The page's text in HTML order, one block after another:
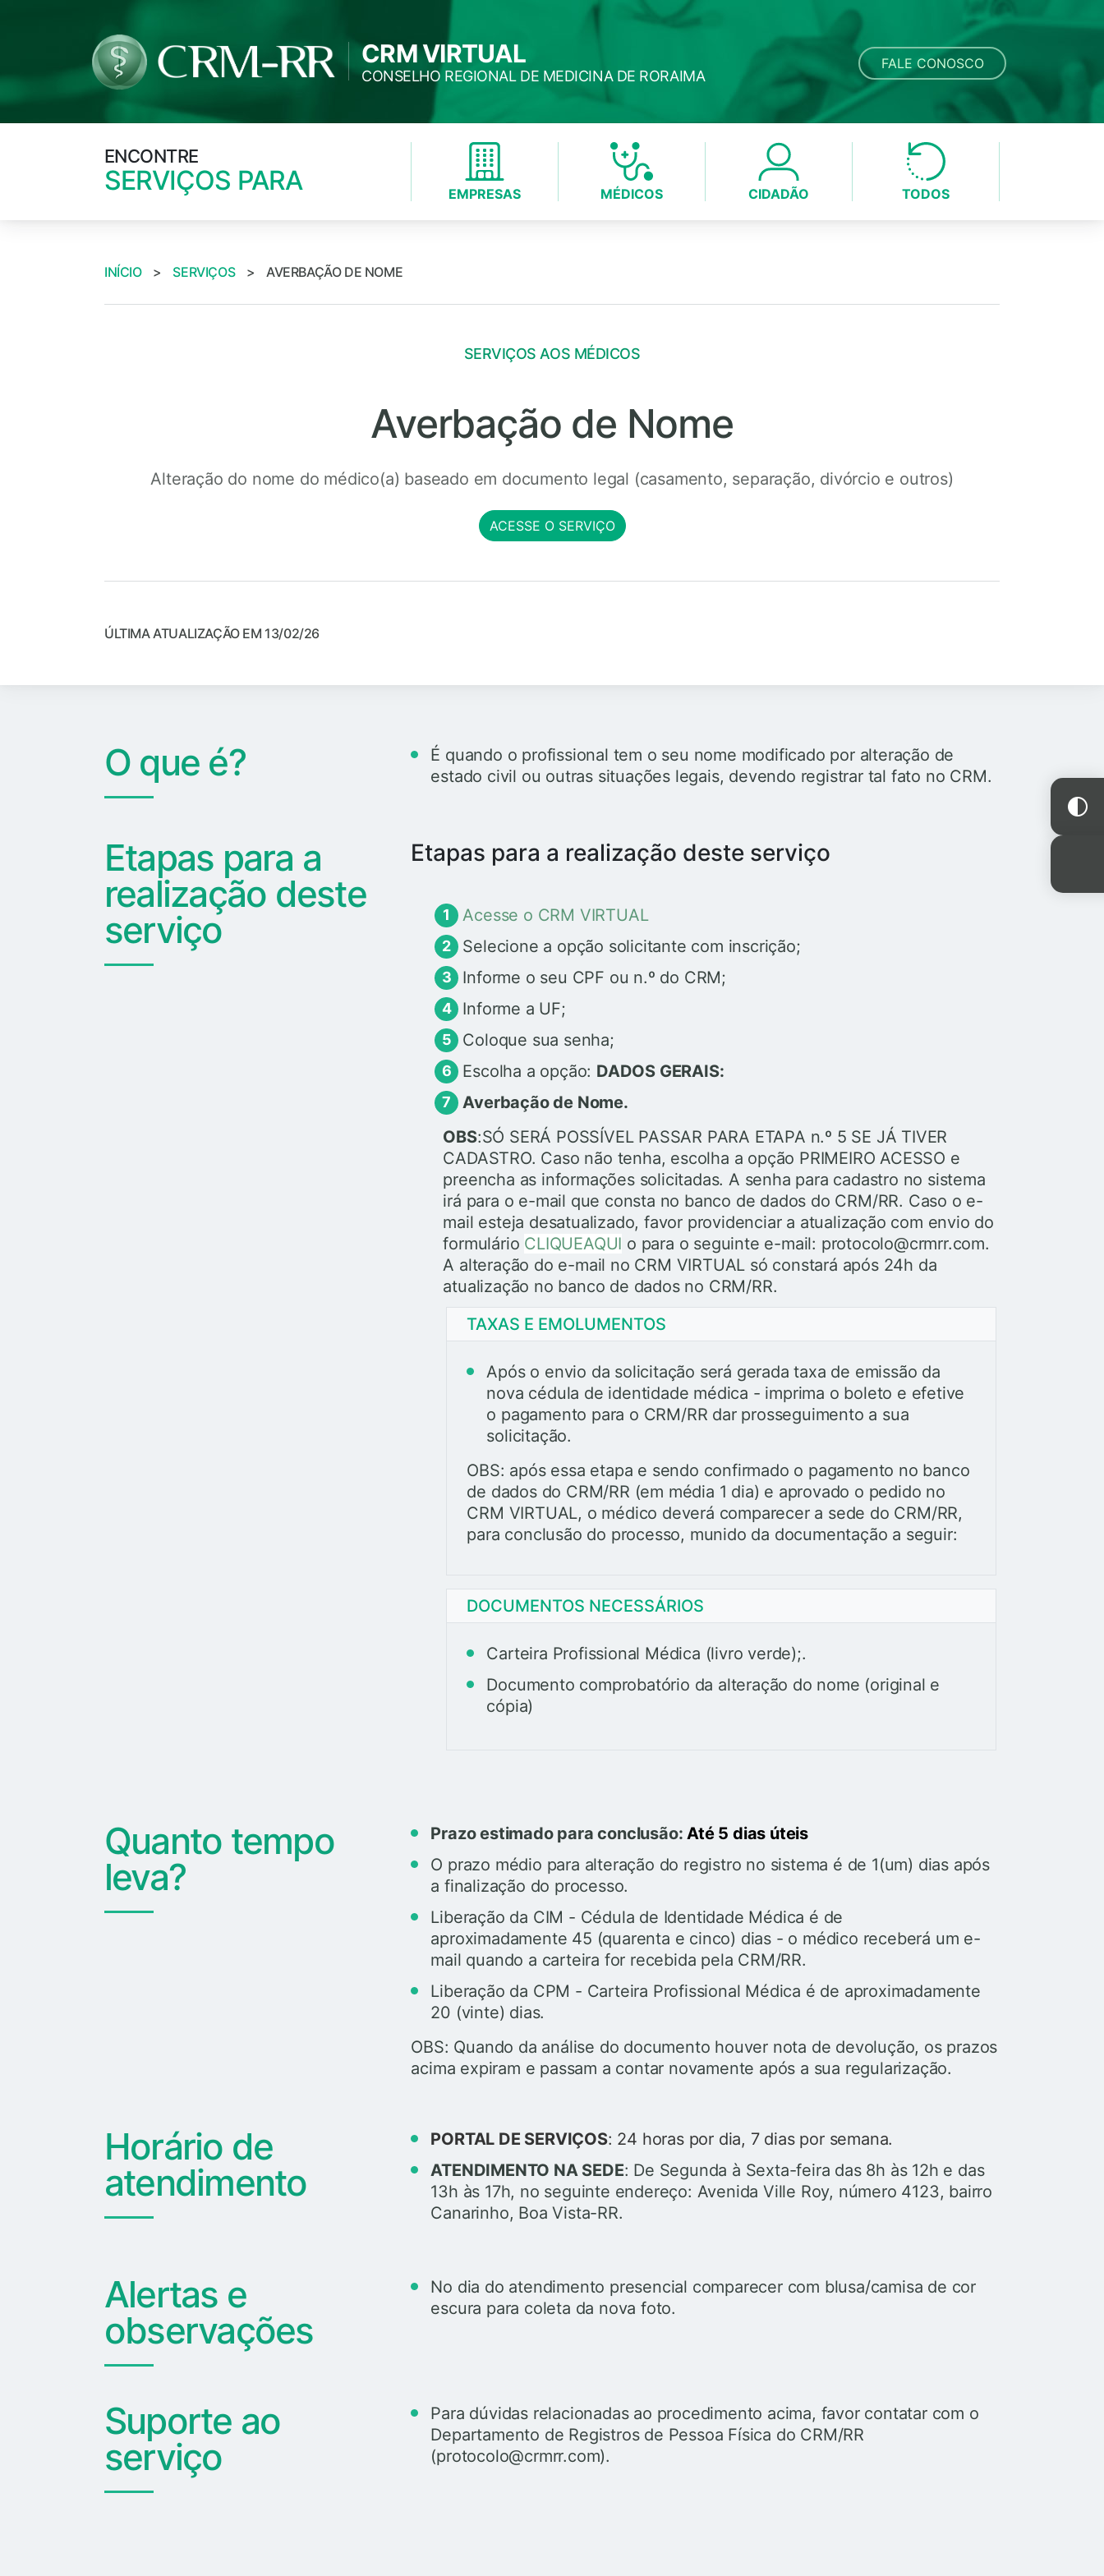
CRM VIRTUAL
CONSELHO REGIONAL DE MEDICINA DE RORAIMA
FALE CONOSCO
ENCONTRE
SERVIÇOS PARA EMPRESAS MÉDICOS CIDADÃO TODOS
INÍCIO > SERVIÇOS > AVERBAÇÃO DE NOME
SERVIÇOS AOS MÉDICOS
Averbação de Nome
Alteração do nome do médico(a) baseado em documento legal (casamento, separação, divórcio e outros)
ACESSE O SERVIÇO
ÚLTIMA ATUALIZAÇÃO EM 13/02/26
O que é?
É quando o profissional tem o seu nome modificado por alteração de
estado civil ou outras situações legais, devendo registrar tal fato no CRM.
Etapas para a
realização deste
serviço
Etapas para a realização deste serviço
Acesse o CRM VIRTUAL
Selecione a opção solicitante com inscrição;
Informe o seu CPF ou n.º do CRM;
Informe a UF;
Coloque sua senha;
Escolha a opção: DADOS GERAIS:
Averbação de Nome.
OBS:SÓ SERÁ POSSÍVEL PASSAR PARA ETAPA n.º 5 SE JÁ TIVER
CADASTRO. Caso não tenha, escolha a opção PRIMEIRO ACESSO e
preencha as informações solicitadas. A senha para cadastro no sistema
irá para o e-mail que consta no banco de dados do CRM/RR. Caso o e-
mail esteja desatualizado, favor providenciar a atualização com envio do
formulário CLIQUEAQUI o para o seguinte e-mail: protocolo@crmrr.com.
A alteração do e-mail no CRM VIRTUAL só constará após 24h da
atualização no banco de dados no CRM/RR.
TAXAS E EMOLUMENTOS
Após o envio da solicitação será gerada taxa de emissão da
nova cédula de identidade médica - imprima o boleto e efetive
o pagamento para o CRM/RR dar prosseguimento a sua
solicitação.
OBS: após essa etapa e sendo confirmado o pagamento no banco
de dados do CRM/RR (em média 1 dia) e aprovado o pedido no
CRM VIRTUAL, o médico deverá comparecer a sede do CRM/RR,
para conclusão do processo, munido da documentação a seguir:
DOCUMENTOS NECESSÁRIOS
Carteira Profissional Médica (livro verde);.
Documento comprobatório da alteração do nome (original e
cópia)
Quanto tempo
leva?
Prazo estimado para conclusão: Até 5 dias úteis
O prazo médio para alteração do registro no sistema é de 1(um) dias após
a finalização do processo.
Liberação da CIM - Cédula de Identidade Médica é de
aproximadamente 45 (quarenta e cinco) dias - o médico receberá um e-
mail quando a carteira for recebida pela CRM/RR.
Liberação da CPM - Carteira Profissional Médica é de aproximadamente
20 (vinte) dias.
OBS: Quando da análise do documento houver nota de devolução, os prazos
acima expiram e passam a contar novamente após a sua regularização.
Horário de
atendimento
PORTAL DE SERVIÇOS: 24 horas por dia, 7 dias por semana.
ATENDIMENTO NA SEDE: De Segunda à Sexta-feira das 8h às 12h e das
13h às 17h, no seguinte endereço: Avenida Ville Roy, número 4123, bairro
Canarinho, Boa Vista-RR.
Alertas e
observações
No dia do atendimento presencial comparecer com blusa/camisa de cor
escura para coleta da nova foto.
Suporte ao
serviço
Para dúvidas relacionadas ao procedimento acima, favor contatar com o
Departamento de Registros de Pessoa Física do CRM/RR
(protocolo@crmrr.com).